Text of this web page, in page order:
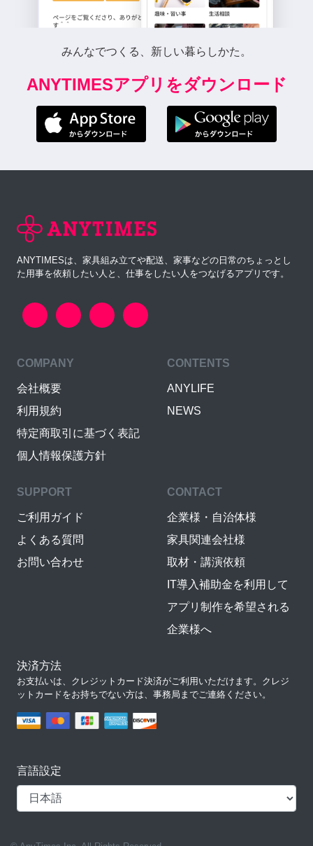
みんなでつくる、新しい暮らしかた。
ANYTIMESアプリをダウンロード
ANYTIMESは、家具組み立てや配送、家事などの日常のちょっとし
た用事を依頼したい人と、仕事をしたい人をつなげるアプリです。
COMPANY
会社概要
利用規約
特定商取引に基づく表記
個人情報保護方針
CONTENTS
ANYLIFE
NEWS
SUPPORT
ご利用ガイド
よくある質問
お問い合わせ
CONTACT
企業様・自治体様
家具関連会社様
取材・講演依頼
IT導入補助金を利用して
アプリ制作を希望される
企業様へ
決済方法
お支払いは、クレジットカード決済がご利用いただけます。クレジ
ットカードをお持ちでない方は、事務局までご連絡ください。
言語設定